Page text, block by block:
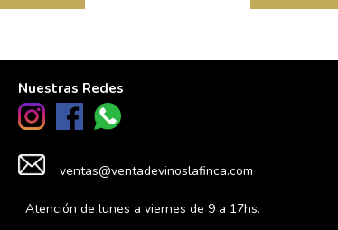
Nuestras Redes
ventas@ventadevinoslafinca.com
Atención de lunes a viernes de 9 a 17hs.